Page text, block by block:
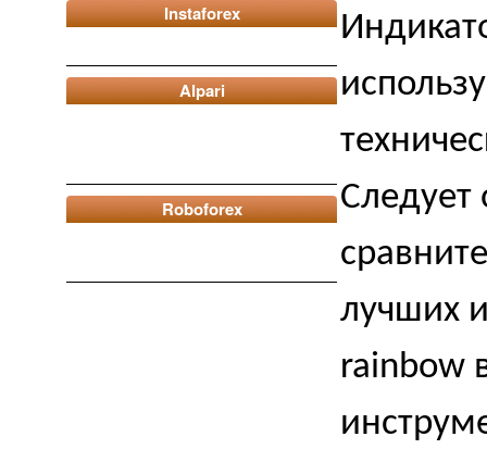
Instaforex
Alpari
Roboforex
Следует
лучших
rainbow